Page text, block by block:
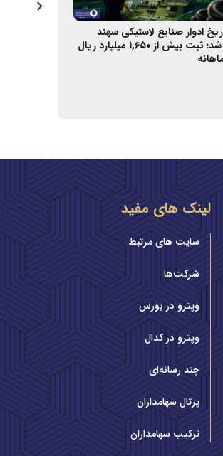
ادوار صنایع لاستیکی سهند
شکسته شد؛ ثبت بیش از ۱,۶۵۰ میلیارد ریال
لینک های مفید
سایت های مرتبط
شرکت‌ها
وپترو در بورس
وپترو در کدال
چند رسانه‌ای
پرتال سهامداران
ترکیب سهامداران